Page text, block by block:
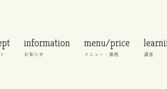
information
お知らせ
menu/price
メニュー・価格 講座